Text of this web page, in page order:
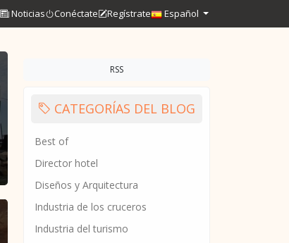
Noticias Conéctate Regístrate Español
RSS
CATEGORÍAS DEL BLOG
Best of
Director hotel
Diseños y Arquitectura
Industria de los cruceros
Industria del turismo